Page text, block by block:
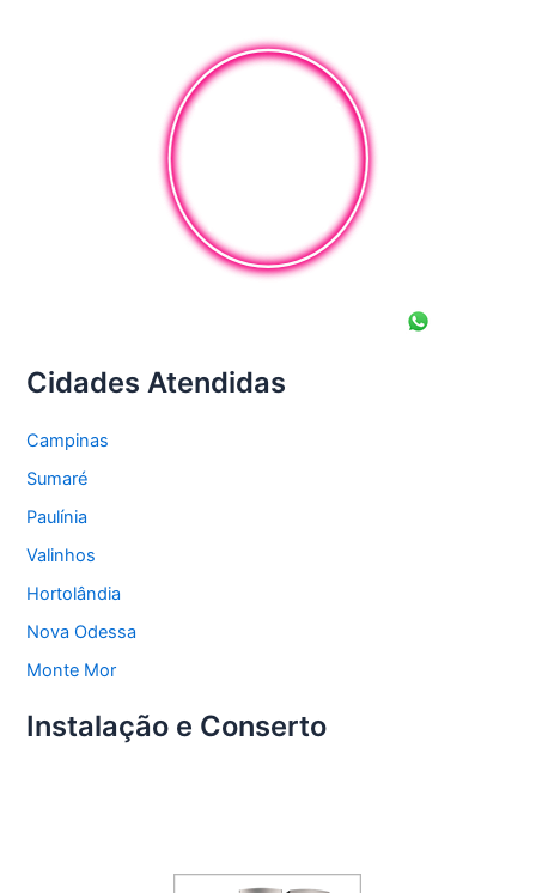
Cidades Atendidas
Campinas
Sumaré
Paulínia
Valinhos
Hortolândia
Nova Odessa
Monte Mor
Instalação e Conserto